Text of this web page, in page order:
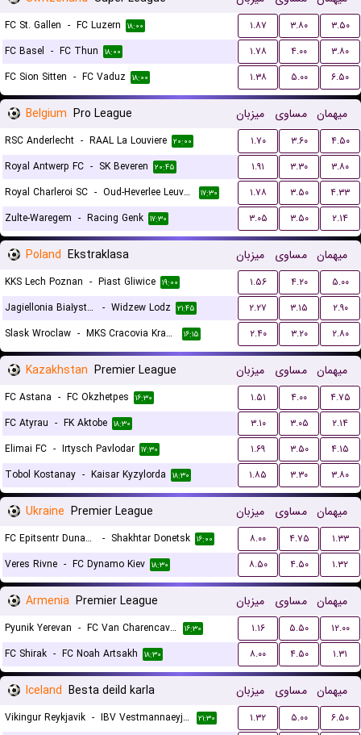
FC St. Gallen - FC Luzern ۱۸:۰۰ ۱.۸۷ ۳.۸۰
۳.۵۰
FC Basel - FC Thun ۱۸:۰۰ ۱.۷۸ ۴.۰۰
۳.۸۰
FC Sion Sitten - FC Vaduz ۱۸:۰۰ ۱.۳۸ ۵.۰۰ ۶.۵۰
Belgium Pro League میزبان مساوی میهمان
RSC Anderlecht - RAAL La Louviere ۲۰:۰۰ ۱.۷۰ ۳.۶۰
۴.۵۰
Royal Antwerp FC - SK Beveren ۲۰:۴۵ ۱.۹۱ ۳.۳۰
۳.۸۰
Royal Charleroi SC - Oud-Heverlee Leuven ۱۷:۳۰ ۱.۷۸ ۳.۵۰
۴.۳۳
Zulte-Waregem - Racing Genk ۱۷:۳۰ ۳.۰۵ ۳.۵۰ ۲.۱۴
Poland Ekstraklasa میزبان مساوی میهمان
KKS Lech Poznan - Piast Gliwice ۱۹:۰۰ ۱.۵۶ ۴.۲۰
۵.۰۰
Jagiellonia Białystok
- Widzew Lodz ۲۱:۴۵ ۲.۲۷ ۳.۱۵
۲.۹۰
Slask Wroclaw - MKS Cracovia Krakow ۱۶:۱۵ ۲.۴۰ ۳.۲۰ ۲.۸۰
Kazakhstan Premier League میزبان مساوی میهمان
FC Astana - FC Okzhetpes ۱۶:۳۰ ۱.۵۱ ۴.۰۰
۴.۷۵
FC Atyrau - FK Aktobe ۱۸:۳۰ ۳.۱۰ ۳.۰۵
۲.۱۴
Elimai FC - Irtysch Pavlodar ۱۷:۳۰ ۱.۶۹ ۳.۵۰
۴.۱۵
Tobol Kostanay - Kaisar Kyzylorda ۱۸:۳۰ ۱.۸۵ ۳.۳۰ ۳.۸۰
Ukraine Premier League میزبان مساوی میهمان
FC Epitsentr Dunayivtsi - Shakhtar Donetsk ۱۶:۰۰ ۸.۰۰ ۴.۷۵
۱.۳۳
Veres Rivne - FC Dynamo Kiev ۱۸:۳۰ ۸.۵۰ ۴.۵۰ ۱.۳۲
Armenia Premier League میزبان مساوی میهمان
Pyunik Yerevan - FC Van Charencavan ۱۶:۳۰ ۱.۱۶ ۵.۵۰
۱۲.۰۰
FC Shirak - FC Noah Artsakh ۱۸:۳۰ ۸.۰۰ ۴.۵۰ ۱.۳۱
Iceland Besta deild karla میزبان مساوی میهمان
Vikingur Reykjavik - IBV Vestmannaeyjar ۲۱:۳۰ ۱.۳۲ ۵.۰۰
۶.۵۰